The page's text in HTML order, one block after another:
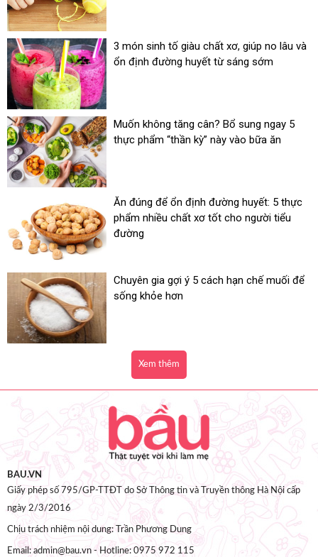
3 món sinh tố giàu chất xơ, giúp no lâu và
ổn định đường huyết từ sáng sớm
Muốn không tăng cân? Bổ sung ngay 5
thực phẩm “thần kỳ” này vào bữa ăn
Ăn đúng để ổn định đường huyết: 5 thực
phẩm nhiều chất xơ tốt cho người tiểu
đường
Chuyên gia gợi ý 5 cách hạn chế muối để
sống khỏe hơn
Xem thêm
BAU.VN
Giấy phép số 795/GP-TTĐT do Sở Thông tin và Truyền thông Hà Nội cấp
ngày 2/3/2016
Chịu trách nhiệm nội dung: Trần Phương Dung
Email: admin@bau.vn - Hotline: 0975 972 115